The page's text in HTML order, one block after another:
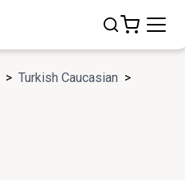
> Turkish Caucasian >